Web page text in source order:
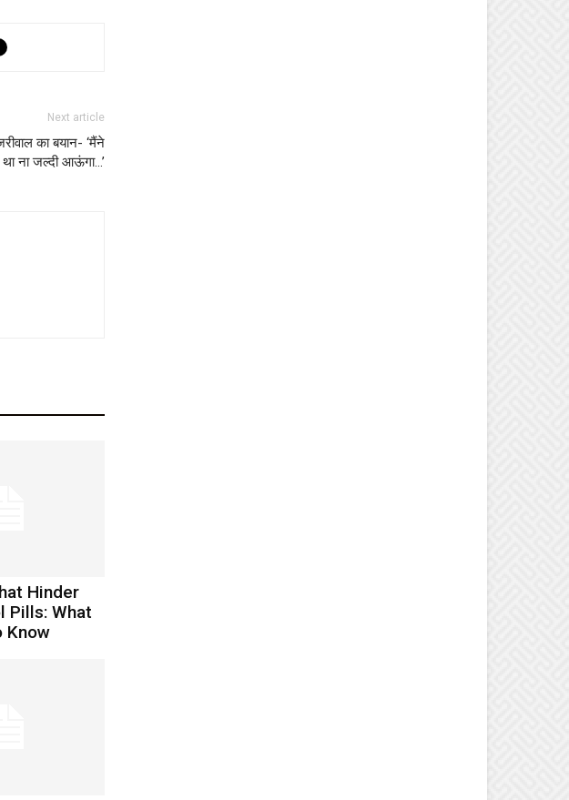
Next article
का बयान- ‘मैंने
ना जल्दी आऊंगा…’
Hinder
Pills: What
Know